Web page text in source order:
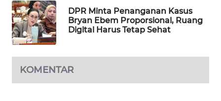
DPR Minta Penanganan Kasus
Bryan Ebem Proporsional, Ruang
Digital Harus Tetap Sehat
KOMENTAR
WAHANA
DESA
WISATA
WAHANA